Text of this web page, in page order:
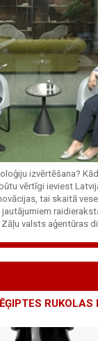
izvērtēšana?
vērtīgi ieviest
tai skaitā
valsts aģentūras
RUKOLAS